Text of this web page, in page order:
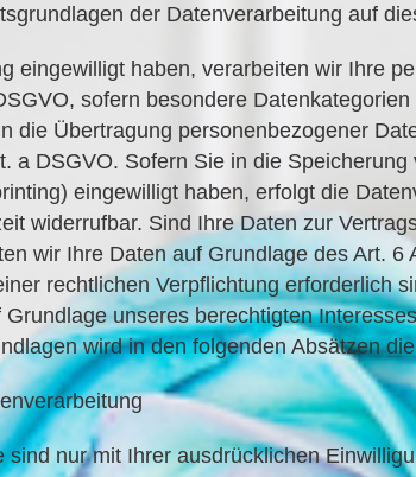
der Datenverarbeitung auf
eingewilligt haben, verarbeiten wir Ihre
sofern besondere
die Übertragung personenbezogener
a DSGVO. Sofern Sie in die
eingewilligt haben, erfolgt die
widerrufbar. Sind Ihre Daten zur
wir Ihre Daten auf Grundlage des Art.
rechtlichen Verpflichtung erforderlich
unseres berechtigten
wird in den folgenden Absätzen
nur mit Ihrer ausdrücklichen